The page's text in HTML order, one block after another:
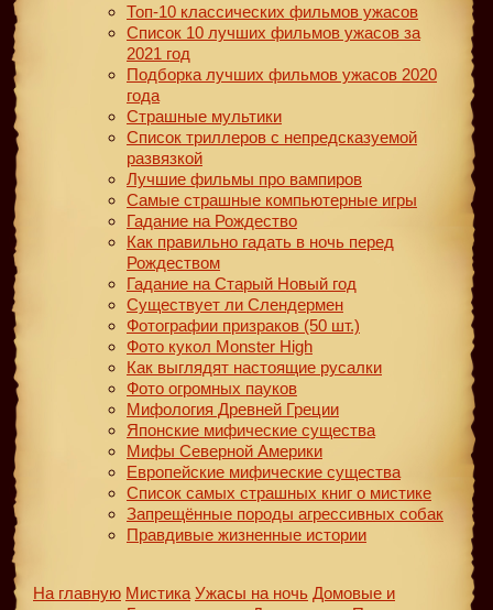
Топ-10 классических фильмов ужасов
Список 10 лучших фильмов ужасов за
2021 год
Подборка лучших фильмов ужасов 2020
года
Страшные мультики
Список триллеров с непредсказуемой
развязкой
Лучшие фильмы про вампиров
Самые страшные компьютерные игры
Гадание на Рождество
Как правильно гадать в ночь перед
Рождеством
Гадание на Старый Новый год
Существует ли Слендермен
Фотографии призраков (50 шт.)
Фото кукол Monster High
Как выглядят настоящие русалки
Фото огромных пауков
Мифология Древней Греции
Японские мифические существа
Мифы Северной Америки
Европейские мифические существа
Список самых страшных книг о мистике
Запрещённые породы агрессивных собак
Правдивые жизненные истории
На главную Мистика Ужасы на ночь Домовые и